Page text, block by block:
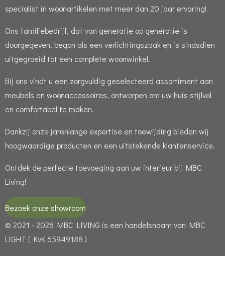
specialist in woonartikelen met meer dan 20 jaar ervaring!
Ons familiebedrijf, dat van generatie op generatie is
doorgegeven, begon als een verlichtingszaak en is sindsdien
uitgegroeid tot een complete woonwinkel.
Bij ons vindt u een zorgvuldig geselecteerd assortiment aan
meubels en woonaccessoires, ontworpen om uw huis stijlvol
en comfortabel te maken.
Dankzij onze jarenlange expertise en toewijding bieden wij
hoogwaardige producten en een uitstekende klantenservice.
Ontdek de perfecte toevoeging aan uw interieur bij MBC
Living!
Bezoek onze showroom
© 2021 - 2026 MBC LIVING is een handelsnaam van MBC
LIGHT ( KvK 65949188 )